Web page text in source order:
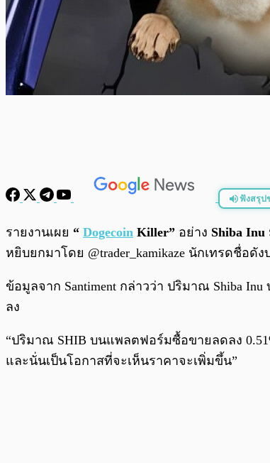
ฟังสรุป
พร้อมเล่น
รายงานเผย “ Dogecoin Killer” อย่าง Shiba Inu
หยิบยกมาโดย @trader_kamikaze นักเทรดชื่อ
ข้อมูลจาก Santiment กล่าวว่า ปริมาณ Shiba
ลง
“ปริมาณ SHIB บนแพลตฟอร์มซื้อขายลดลง
และนั่นเป็นโอกาสที่จะเห็นราคาจะเพิ่มขึ้น”